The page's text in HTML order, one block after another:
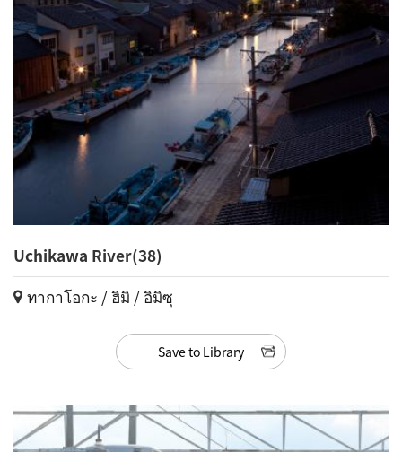
Uchikawa River(38)
ทากาโอกะ / ฮิมิ / อิมิซุ
Save to Library